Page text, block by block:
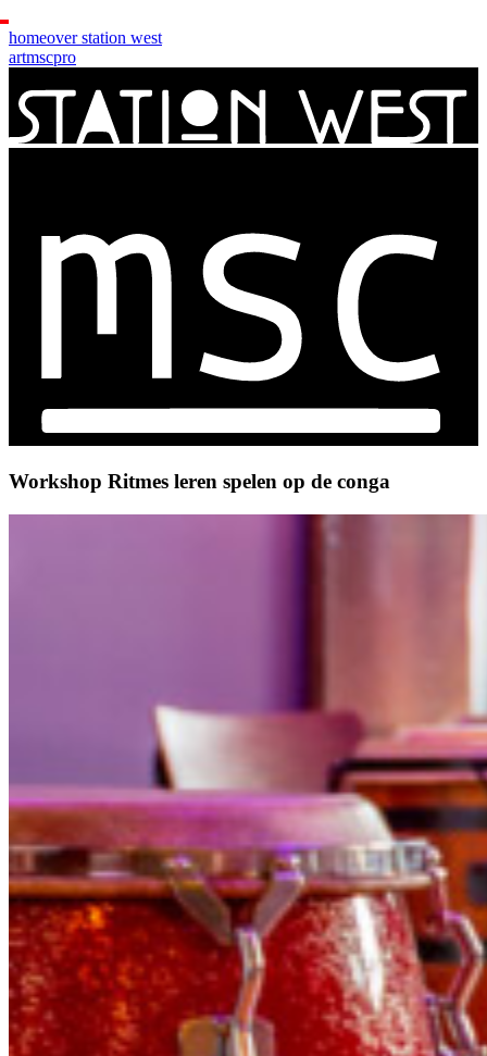
homeover station west
artmscpro
Workshop Ritmes leren spelen op de conga